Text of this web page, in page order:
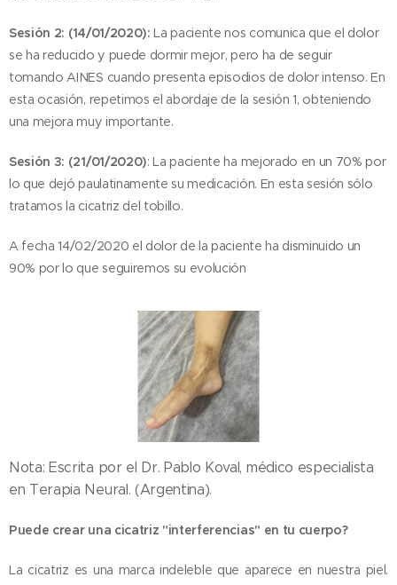
Sesión 2: (14/01/2020): La paciente nos comunica que el dolor
se ha reducido y puede dormir mejor, pero ha de seguir
tomando AINES cuando presenta episodios de dolor intenso. En
esta ocasión, repetimos el abordaje de la sesión 1, obteniendo
una mejora muy importante.
Sesión 3: (21/01/2020): La paciente ha mejorado en un 70% por
lo que dejó paulatinamente su medicación. En esta sesión sólo
tratamos la cicatriz del tobillo.
A fecha 14/02/2020 el dolor de la paciente ha disminuido un
90% por lo que seguiremos su evolución
Nota: Escrita por el Dr. Pablo Koval, médico especialista
en Terapia Neural. (Argentina).
Puede crear una cicatriz "interferencias" en tu cuerpo?
La cicatriz es una marca indeleble que aparece en nuestra piel.